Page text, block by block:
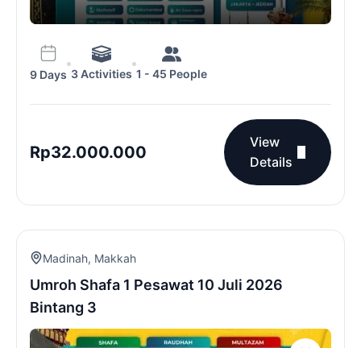
9 Days 3 Activities 1 - 45 People
Rp32.000.000
View
Details
Madinah, Makkah
Umroh Shafa 1 Pesawat 10 Juli 2026
Bintang 3